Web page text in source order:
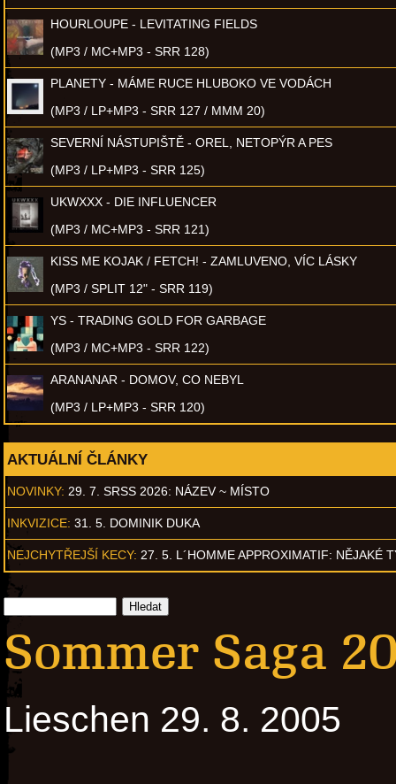
HOURLOUPE - LEVITATING FIELDS
(MP3 / MC+MP3 - SRR 128)
PLANETY - MÁME RUCE HLUBOKO VE VODÁCH
(MP3 / LP+MP3 - SRR 127 / MMM 20)
SEVERNÍ NÁSTUPIŠTĚ - OREL, NETOPÝR A PES
(MP3 / LP+MP3 - SRR 125)
UKWXXX - DIE INFLUENCER
(MP3 / MC+MP3 - SRR 121)
KISS ME KOJAK / FETCH! - ZAMLUVENO, VÍC LÁSKY
(MP3 / SPLIT 12" - SRR 119)
YS - TRADING GOLD FOR GARBAGE
(MP3 / MC+MP3 - SRR 122)
ARANANAR - DOMOV, CO NEBYL
(MP3 / LP+MP3 - SRR 120)
AKTUÁLNÍ ČLÁNKY
NOVINKY: 29. 7. SRSS 2026: NÁZEV ~ MÍSTO
INKVIZICE: 31. 5. DOMINIK DUKA
NEJCHYTŘEJŠÍ KECY: 27. 5. L´HOMME APPROXIMATIF: NĚJAKÉ
Sommer Saga
Lieschen 29. 8. 2005